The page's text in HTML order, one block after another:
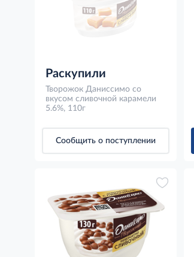
Раскупили
Творожок Даниссимо со
вкусом сливочной карамели
5.6%, 110г
Сообщить о поступлении